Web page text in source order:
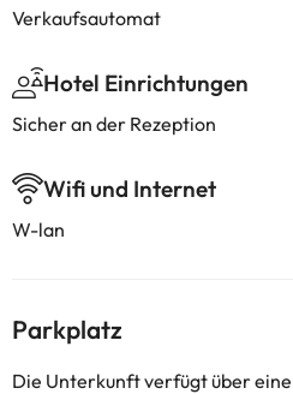
Verkaufsautomat
Hotel Einrichtungen
Sicher an der Rezeption
Wifi und Internet
W-lan
Parkplatz
Die Unterkunft verfügt über